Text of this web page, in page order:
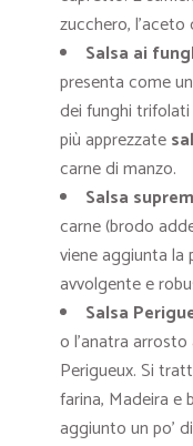
zucchero, l’aceto
Salsa ai
presenta come
dei funghi trifolati
più apprezzate
carne di manzo.
Salsa
carne (brodo
viene aggiunta la
avvolgente e
Salsa
o l’anatra
Perigueux. Si
farina, Madeira e
aggiunto un po’